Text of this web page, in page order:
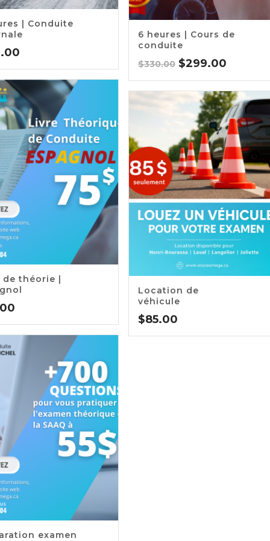
| Conduite
6 heures | Cours de
conduite
$330.00 Original
was:
$330.00.
$299.00Current
is:
de théorie |
Location de
véhicule
$85.00
examen